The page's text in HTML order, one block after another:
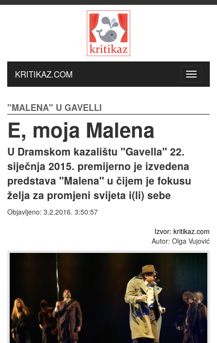
KRITIKAZ.COM
"MALENA" U GAVELLI
E, moja Malena
U Dramskom kazalištu "Gavella" 22.
siječnja 2015. premijerno je izvedena
predstava "Malena" u čijem je fokusu
želja za promjeni svijeta i(li) sebe
Objavljeno: 3.2.2016. 3:50:57
Izvor: kritikaz.com
Autor: Olga Vujović